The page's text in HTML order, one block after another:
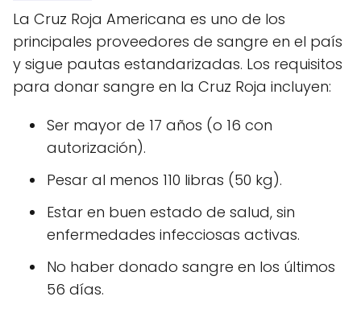
La Cruz Roja Americana es uno de los
principales proveedores de sangre en el país
y sigue pautas estandarizadas. Los requisitos
para donar sangre en la Cruz Roja incluyen:
Ser mayor de 17 años (o 16 con
autorización).
Pesar al menos 110 libras (50 kg).
Estar en buen estado de salud, sin
enfermedades infecciosas activas.
No haber donado sangre en los últimos
56 días.